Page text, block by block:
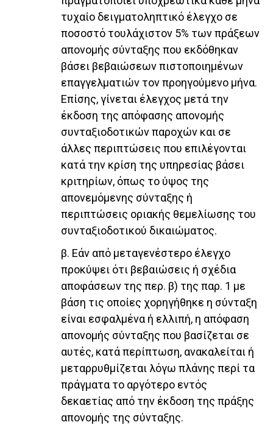
τυχαίο δειγματοληπτικό έλεγχο σε
ποσοστό τουλάχιστον 5% των πράξεων
απονομής σύνταξης που εκδόθηκαν
βάσει βεβαιώσεων πιστοποιημένων
επαγγελματιών τον προηγούμενο μήνα.
Επίσης, γίνεται έλεγχος μετά την
έκδοση της απόφασης απονομής
συνταξιοδοτικών παροχών και σε
άλλες περιπτώσεις που επιλέγονται
κατά την κρίση της υπηρεσίας βάσει
κριτηρίων, όπως το ύψος της
απονεμόμενης σύνταξης ή
περιπτώσεις οριακής θεμελίωσης του
συνταξιοδοτικού δικαιώματος.
β. Εάν από μεταγενέστερο έλεγχο
προκύψει ότι βεβαιώσεις ή σχέδια
αποφάσεων της περ. β) της παρ. 1 με
βάση τις οποίες χορηγήθηκε η σύνταξη
είναι εσφαλμένα ή ελλιπή, η απόφαση
απονομής σύνταξης που βασίζεται σε
αυτές, κατά περίπτωση, ανακαλείται ή
μεταρρυθμίζεται λόγω πλάνης περί τα
πράγματα το αργότερο εντός
δεκαετίας από την έκδοση της πράξης
απονομής της σύνταξης.